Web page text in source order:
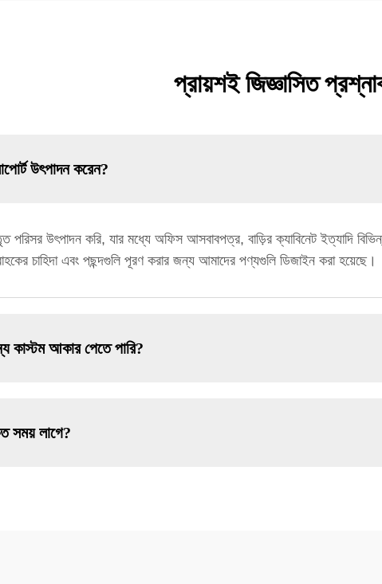
প্রায়শই জিজ্ঞাসিত
উৎপাদন করেন?
পরিসর উৎপাদন করি, যার মধ্যে অফিস আসবাবপত্র, বাড়ির ক্যাবিনেট ইত্যাদি
চাহিদা এবং পছন্দগুলি পূরণ করার জন্য আমাদের পণ্যগুলি ডিজাইন করা হয়েছে।
কাস্টম আকার পেতে পারি?
সময় লাগে?